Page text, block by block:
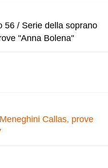
56 / Serie della soprano
"Anna Bolena"
Callas, prove